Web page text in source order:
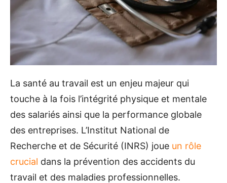
La santé au travail est un enjeu majeur qui
touche à la fois l’intégrité physique et mentale
des salariés ainsi que la performance globale
des entreprises. L’Institut National de
Recherche et de Sécurité (INRS) joue un rôle
crucial dans la prévention des accidents du
travail et des maladies professionnelles.